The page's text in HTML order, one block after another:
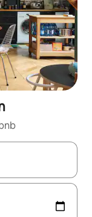
med upp- och